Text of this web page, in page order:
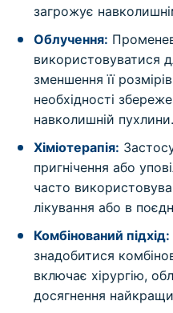
загрожує
Облучення:
використовуватися
зменшення її
необхідності
навколишній пухлини.
Хіміотерапія:
пригнічення або
часто
лікування або в
Комбінований підхід:
знадобитися
включає хірургію,
досягнення